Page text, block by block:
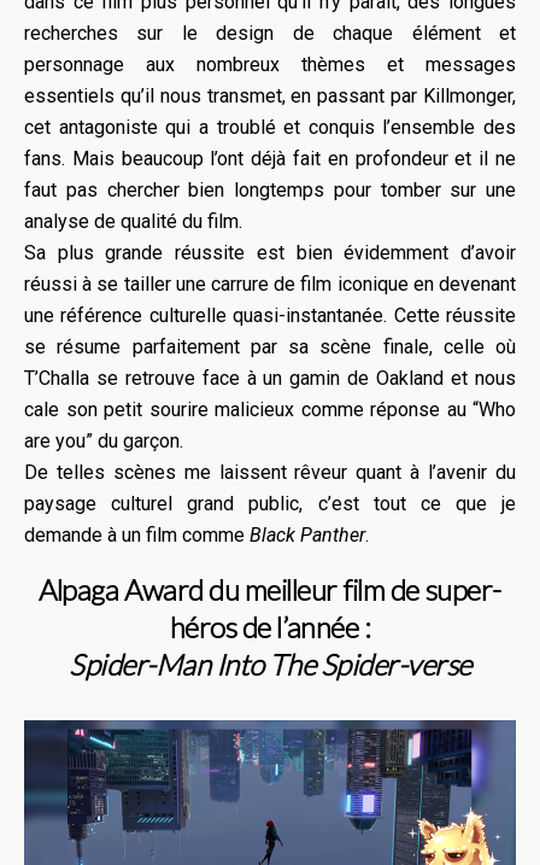
recherches sur le design de chaque élément et
personnage aux nombreux thèmes et messages
essentiels qu’il nous transmet, en passant par Killmonger,
cet antagoniste qui a troublé et conquis l’ensemble des
fans. Mais beaucoup l’ont déjà fait en profondeur et il ne
faut pas chercher bien longtemps pour tomber sur une
analyse de qualité du film.
Sa plus grande réussite est bien évidemment d’avoir
réussi à se tailler une carrure de film iconique en devenant
une référence culturelle quasi-instantanée. Cette réussite
se résume parfaitement par sa scène finale, celle où
T’Challa se retrouve face à un gamin de Oakland et nous
cale son petit sourire malicieux comme réponse au “Who
are you” du garçon.
De telles scènes me laissent rêveur quant à l’avenir du
paysage culturel grand public, c’est tout ce que je
demande à un film comme Black Panther.
Alpaga Award du meilleur film de super-
héros de l’année :
Spider-Man Into The Spider-verse